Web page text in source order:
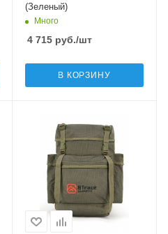
(Зеленый)
Много
4 715руб./шт
В КОРЗИНУ